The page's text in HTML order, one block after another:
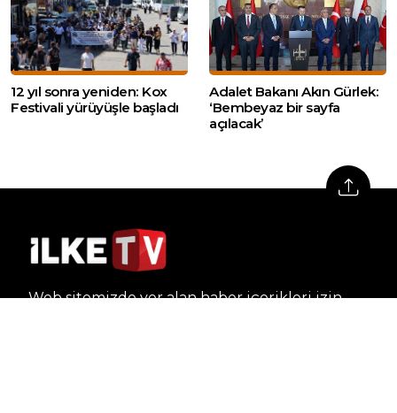
12 yıl sonra yeniden: Kox
Festivali yürüyüşle başladı
Adalet Bakanı Akın Gürlek:
‘Bembeyaz bir sayfa
açılacak’
Web sitemizde yer alan haber içerikleri izin